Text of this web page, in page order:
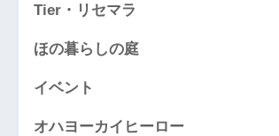
Tier・リセマラ
ほの暮らしの庭
イベント
オハヨーカイヒーロー